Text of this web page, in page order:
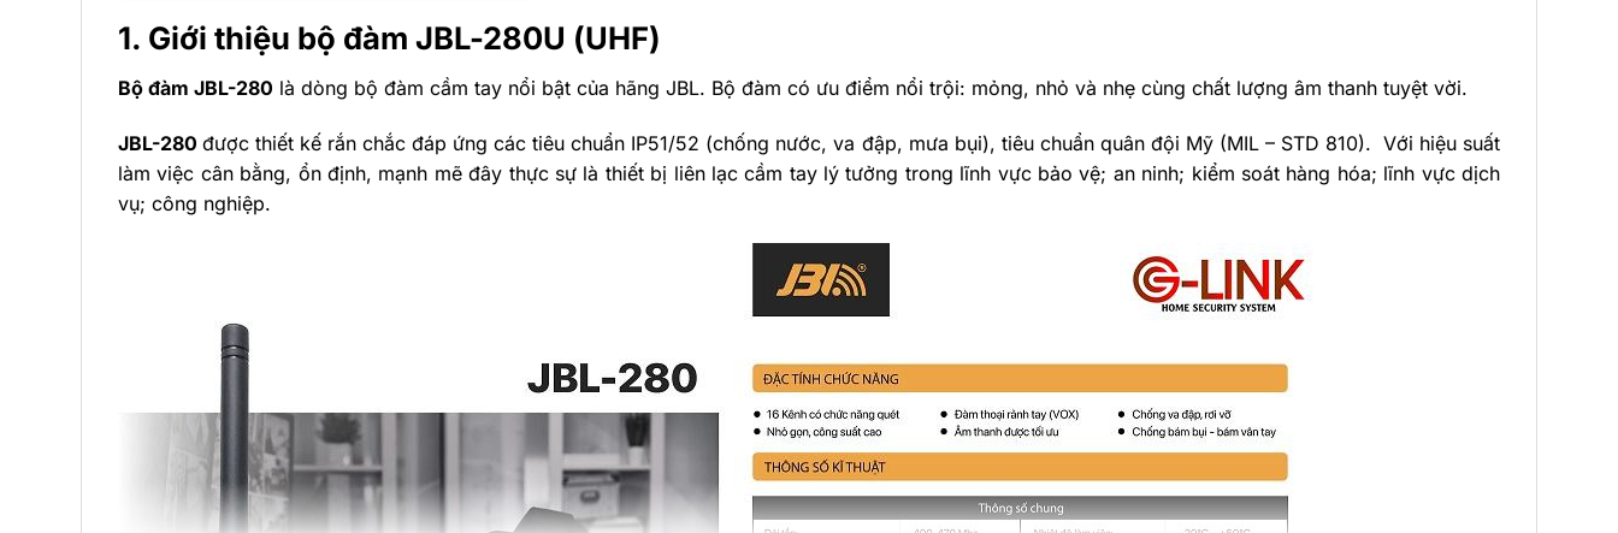
1. Giới thiệu bộ đàm JBL-280U (UHF)
Bộ đàm JBL-280 là dòng bộ đàm cầm tay nổi bật của hãng JBL. Bộ đàm có ưu điểm nổi trội: mỏng, nhỏ và nhẹ cùng chất lượng âm thanh tuyệt vời.
JBL-280được thiết kế rắn chắc đáp ứng các tiêu chuẩn IP51/52 (chống nước, va đập, mưa bụi), tiêu chuẩn quân đội Mỹ (MIL – STD 810). Với hiệu suất
làm việc cân bằng, ổn định, mạnh mẽ đây thực sự là thiết bị liên lạc cầm tay lý tưởng trong lĩnh vực bảo vệ; an ninh; kiểm soát hàng hóa; lĩnh vực dịch
vụ; công nghiệp.